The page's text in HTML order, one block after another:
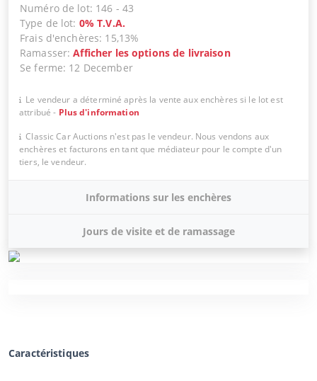
Numéro de lot: 146 - 43
Type de lot: 0% T.V.A.
Frais d'enchères: 15,13%
Ramasser:Afficher les options de livraison
Se ferme: 12 December
Le vendeur a déterminé après la vente aux enchères si le lot est
attribué - Plus d'information
Classic Car Auctions n'est pas le vendeur. Nous vendons aux
enchères et facturons en tant que médiateur pour le compte d'un
tiers, le vendeur.
Informations sur les enchères
Jours de visite et de ramassage
Caractéristiques